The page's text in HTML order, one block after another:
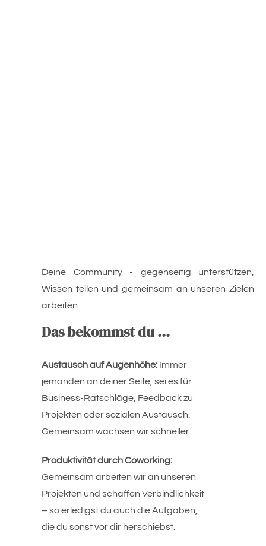
Deine Community - gegenseitig unterstützen,
Wissen teilen und gemeinsam an unseren Zielen
arbeiten
Das bekommst du ...
Austausch auf Augenhöhe: Immer
jemanden an deiner Seite, sei es für
Business-Ratschläge, Feedback zu
Projekten oder sozialen Austausch.
Gemeinsam wachsen wir schneller.
Produktivität durch Coworking:
Gemeinsam arbeiten wir an unseren
Projekten und schaffen Verbindlichkeit
– so erledigst du auch die Aufgaben,
die du sonst vor dir herschiebst.